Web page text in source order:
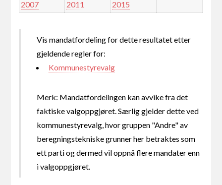
2007
2011 2015
Vis mandatfordeling for dette resultatet etter
gjeldende regler for:
Kommunestyrevalg
Merk: Mandatfordelingen kan avvike fra det
faktiske valgoppgjøret. Særlig gjelder dette ved
kommunestyrevalg, hvor gruppen "Andre" av
beregningstekniske grunner her betraktes som
ett parti og dermed vil oppnå flere mandater enn
i valgoppgjøret.